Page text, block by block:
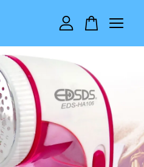
還是空的。
購物